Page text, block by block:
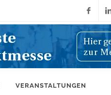
Facebook
VERANSTALTUNGEN